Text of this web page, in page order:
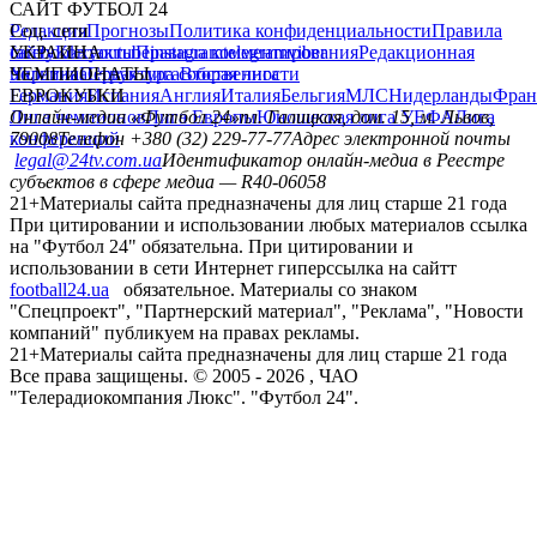
САЙТ ФУТБОЛ 24
РедакцияПрогнозыПолитика конфиденциальностиПравила
сайтуКонтактыПравила комментированияРедакционная
политикаСтруктура собственности
Соц. сети
facebookxyoutubeinstagramtelegramviber
УКРАИНА
УкраинаПервая лигаВторая лига
ЧЕМПИОНАТЫ
ГерманияИспанияАнглияИталияБельгияМЛСНидерланды
ЕВРОКУБКИ
Лига чемпионовЛига ЕвропыЮношеская лига УЕФАЛига
конференций
Онлайн-медиа «Футбол 24»пл. Галицкая, дом. 15, м. Львов,
79008Телефон +380 (32) 229-77-77Адрес электронной почты
legal@24tv.com.uaИдентификатор онлайн-медиа в Реестре
субъектов в сфере медиа — R40-06058
21+Материалы сайта предназначены для лиц старше 21 года
При цитировании и использовании любых материалов ссылка
на "Футбол 24" обязательна. При цитировании и
использовании в сети Интернет гиперссылка на сайтт
football24.ua
обязательное. Материалы со знаком
"Спецпроект", "Партнерский материал", "Реклама", "Новости
компаний" публикуем на правах рекламы.
21+Материалы сайта предназначены для лиц старше 21 года
Все права защищены. © 2005 - 2026 , ЧАО
"Телерадиокомпания Люкс". "Футбол 24".